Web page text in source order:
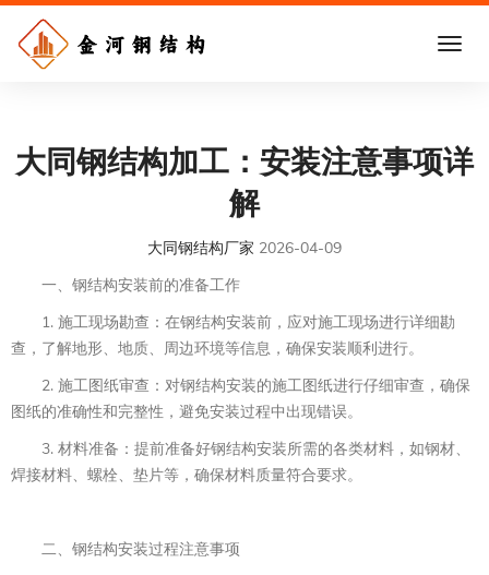
大同钢结构加工：安装注意事项详
解
大同钢结构厂家 2026-04-09
一、钢结构安装前的准备工作
1. 施工现场勘查：在钢结构安装前，应对施工现场进行详细勘
查，了解地形、地质、周边环境等信息，确保安装顺利进行。
2. 施工图纸审查：对钢结构安装的施工图纸进行仔细审查，确保
图纸的准确性和完整性，避免安装过程中出现错误。
3. 材料准备：提前准备好钢结构安装所需的各类材料，如钢材、
焊接材料、螺栓、垫片等，确保材料质量符合要求。
二、钢结构安装过程注意事项